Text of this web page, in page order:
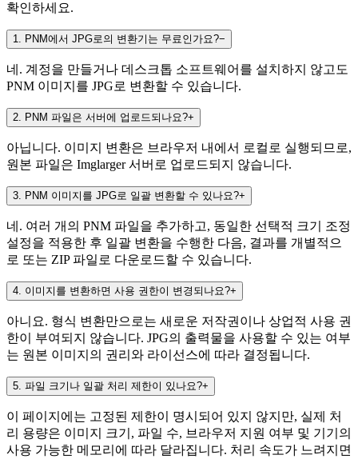
확인하세요.
1. PNM에서 JPG로의 변환기는 무료인가요?−
네. 계정을 만들거나 데스크톱 소프트웨어를 설치하지 않고도
PNM 이미지를 JPG로 변환할 수 있습니다.
2. PNM 파일은 서버에 업로드되나요?+
아닙니다. 이미지 변환은 브라우저 내에서 로컬로 실행되므로,
원본 파일은 Imglarger 서버로 업로드되지 않습니다.
3. PNM 이미지를 JPG로 일괄 변환할 수 있나요?+
네. 여러 개의 PNM 파일을 추가하고, 동일한 선택적 크기 조정
설정을 적용한 후 일괄 변환을 수행한 다음, 결과를 개별적으
로 또는 ZIP 파일로 다운로드할 수 있습니다.
4. 이미지를 변환하면 사용 권한이 변경되나요?+
아니요. 형식 변환만으로는 새로운 저작권이나 상업적 사용 권
한이 부여되지 않습니다. JPG의 출력물을 사용할 수 있는 여부
는 원본 이미지의 권리와 라이선스에 따라 결정됩니다.
5. 파일 크기나 일괄 처리 제한이 있나요?+
이 페이지에는 고정된 제한이 명시되어 있지 않지만, 실제 처
리 용량은 이미지 크기, 파일 수, 브라우저 지원 여부 및 기기의
사용 가능한 메모리에 따라 달라집니다. 처리 속도가 느려지면